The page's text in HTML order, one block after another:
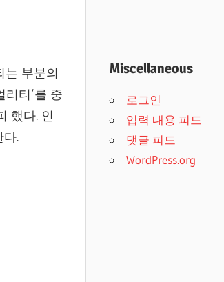
는 부분의
티’를 중
했다. 인
.
Miscellaneous
로그인
입력 내용 피드
댓글 피드
WordPress.org